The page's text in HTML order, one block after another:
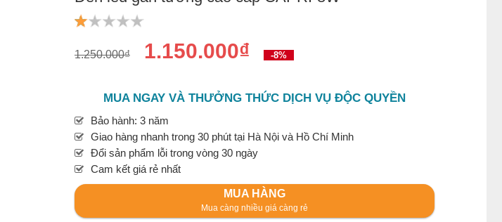
1.250.000₫ 1.150.000₫ -8%
MUA NGAY VÀ THƯỞNG THỨC DỊCH VỤ ĐỘC QUYỀN
Bảo hành: 3 năm
Giao hàng nhanh trong 30 phút tại Hà Nội và Hồ Chí Minh
Đổi sản phẩm lỗi trong vòng 30 ngày
Cam kết giá rẻ nhất
MUA HÀNG
Mua càng nhiều giá càng rẻ